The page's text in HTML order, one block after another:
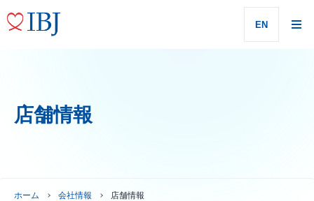
EN
店舗情報
ホーム 会社情報 店舗情報